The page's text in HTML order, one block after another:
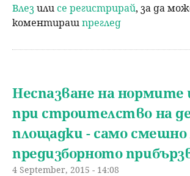
Влезили се регистрирай, за да
коментирашпреглед
Неспазване на нормите
при строителство на
площадки - само смешно
предизборното
4 September, 2015 - 14:08